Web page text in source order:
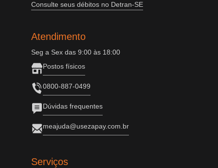
Consulte seus débitos no Detran-SE
Atendimento
Seg a Sex das 9:00 às 18:00
Postos físicos
0800-887-0499
Dúvidas frequentes
meajuda@usezapay.com.br
Serviços